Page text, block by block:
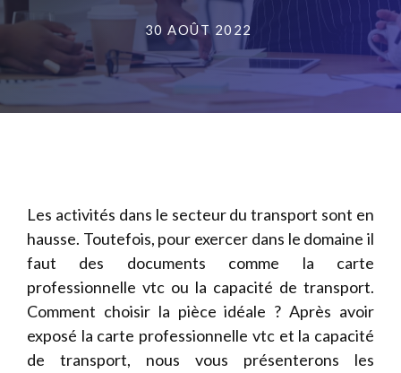
30 AOÛT 2022
Les activités dans le secteur du transport sont en
hausse. Toutefois, pour exercer dans le domaine il
faut des documents comme la carte
professionnelle vtc ou la capacité de transport.
Comment choisir la pièce idéale ? Après avoir
exposé la carte professionnelle vtc et la capacité
de transport, nous vous présenterons les